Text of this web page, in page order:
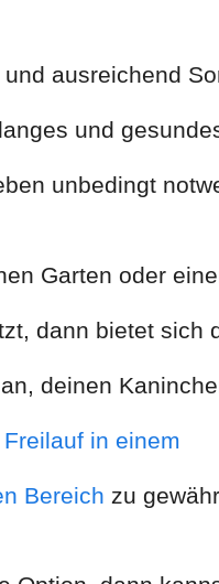
ausreichend
und
unbedingt
Garten oder
dann bietet sich
deinen
in einem
Bereich zu